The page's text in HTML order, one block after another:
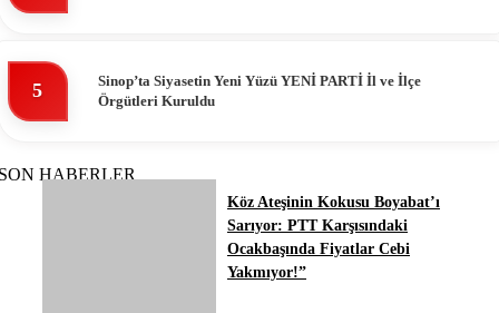
5
Sinop’ta Siyasetin Yeni Yüzü YENİ PARTİ İl ve İlçe
Örgütleri Kuruldu
HABERLER
Köz Ateşinin Kokusu Boyabat’ı
Sarıyor: PTT Karşısındaki
Ocakbaşında Fiyatlar Cebi
Yakmıyor!”